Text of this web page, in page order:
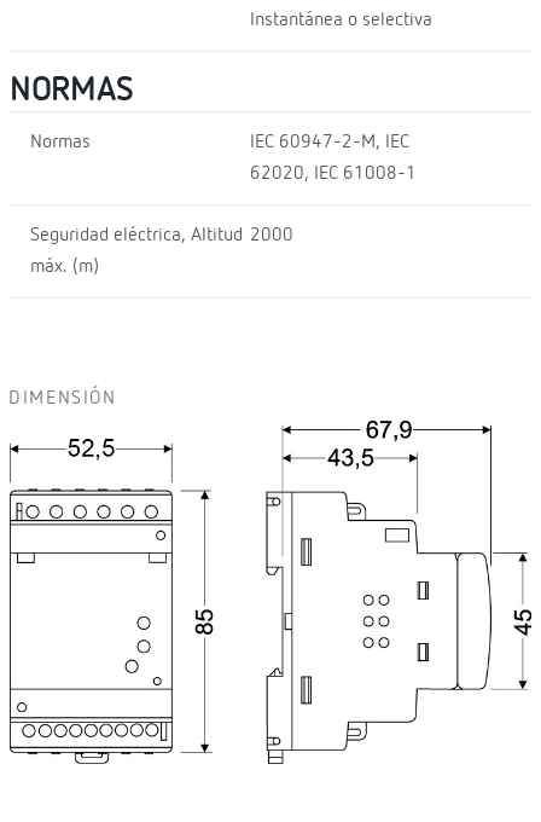
Instantánea o selectiva
NORMAS
Normas
IEC 60947-2-M, IEC
62020, IEC 61008-1
Seguridad eléctrica, Altitud
máx. (m)
2000
DIMENSIÓN